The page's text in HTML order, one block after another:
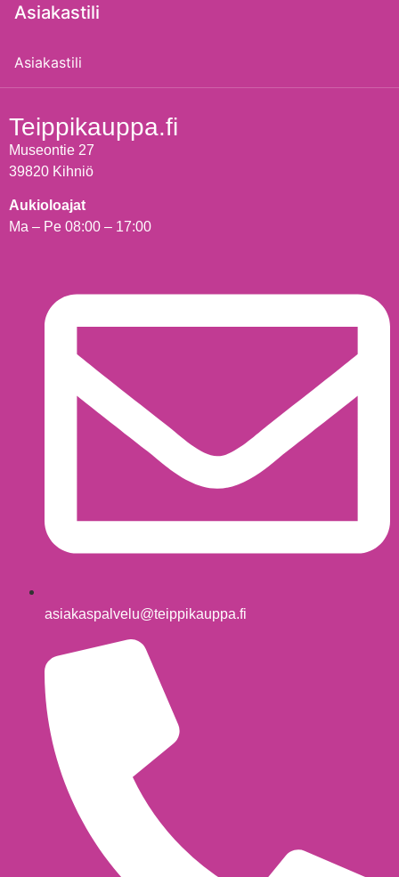
Asiakastili
Asiakastili
Teippikauppa.fi
Museontie 27
39820 Kihniö
Aukioloajat
Ma – Pe 08:00 – 17:00
asiakaspalvelu@teippikauppa.fi